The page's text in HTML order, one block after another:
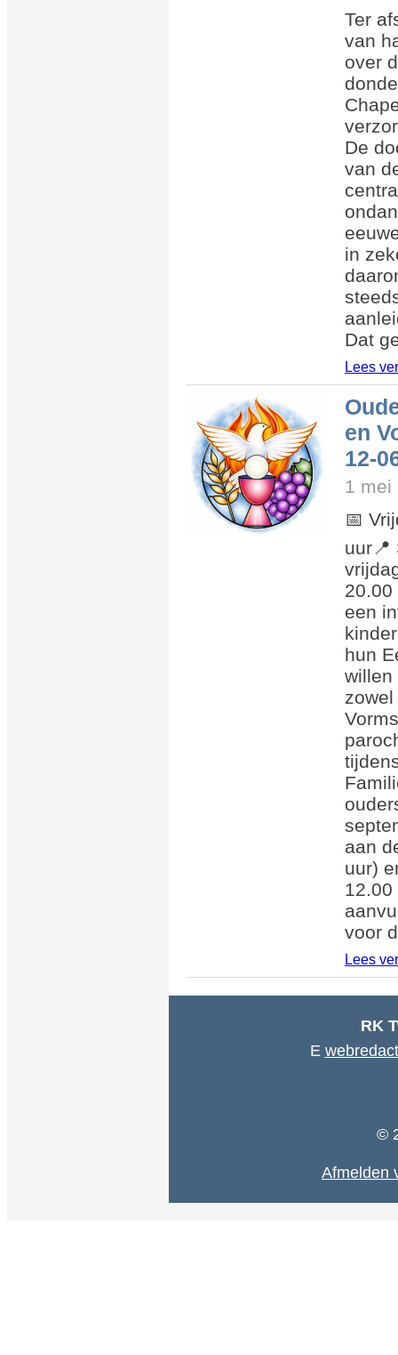
Ter
van
over
De
van
in
Dat
Lees
en
12-
1 mei
📅
uur📍
20.00
een
hun
willen
aan
uur)
12.00
voor
Lees
RK
E
©
Afmelden